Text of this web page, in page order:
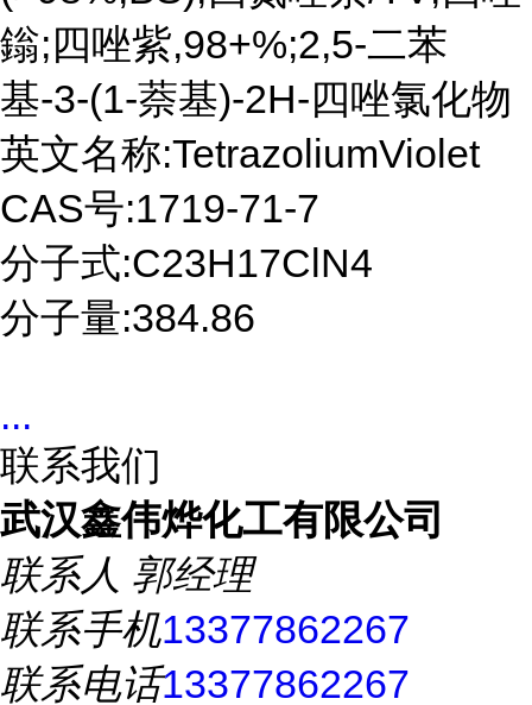
鎓;四唑紫,98+%;2,5-二苯
基-3-(1-萘基)-2H-四唑氯化物
英文名称:TetrazoliumViolet
CAS号:1719-71-7
分子式:C23H17ClN4
分子量:384.86
...
联系我们
武汉鑫伟烨化工有限公司
联系人 郭经理
联系手机13377862267
联系电话13377862267